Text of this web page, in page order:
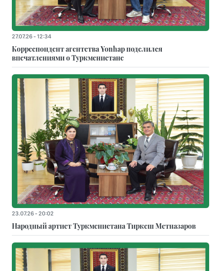
27.07.26 - 12:34
Корреспондент агентства Yonhap поделился
впечатлениями о Туркменистане
23.07.26 - 20:02
Народный артист Туркменистана Тиркеш Мeтназаров